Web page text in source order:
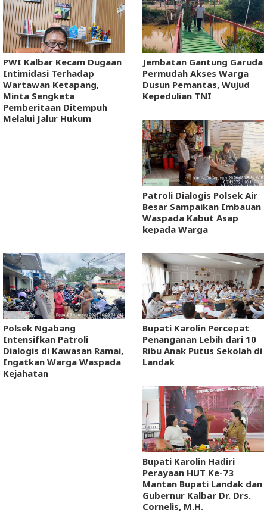
PWI Kalbar Kecam Dugaan
Intimidasi Terhadap
Wartawan Ketapang,
Minta Sengketa
Pemberitaan Ditempuh
Melalui Jalur Hukum
Jembatan Gantung Garuda
Permudah Akses Warga
Dusun Pemantas, Wujud
Kepedulian TNI
Patroli Dialogis Polsek Air
Besar Sampaikan Imbauan
Waspada Kabut Asap
kepada Warga
Polsek Ngabang
Intensifkan Patroli
Dialogis di Kawasan Ramai,
Ingatkan Warga Waspada
Kejahatan
Bupati Karolin Percepat
Penanganan Lebih dari 10
Ribu Anak Putus Sekolah di
Landak
Bupati Karolin Hadiri
Perayaan HUT Ke-73
Mantan Bupati Landak dan
Gubernur Kalbar Dr. Drs.
Cornelis, M.H.